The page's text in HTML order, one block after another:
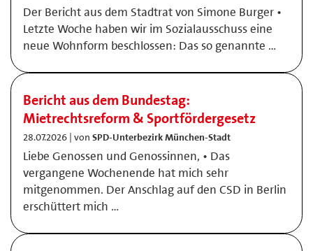
Der Bericht aus dem Stadtrat von Simone Burger •
Letzte Woche haben wir im Sozialausschuss eine
neue Wohnform beschlossen: Das so genannte …
Bericht aus dem Bundestag:
Mietrechtsreform & Sportfördergesetz
28.07.2026 | von SPD-Unterbezirk München-Stadt
Liebe Genossen und Genossinnen, • Das
vergangene Wochenende hat mich sehr
mitgenommen. Der Anschlag auf den CSD in Berlin
erschüttert mich …